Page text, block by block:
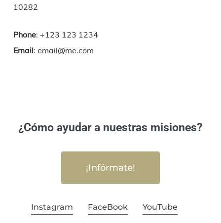
10282
Phone: +123 123 1234
Email: email@me.com
¿Cómo ayudar a nuestras misiones?
¡Infórmate!
Instagram FaceBook YouTube